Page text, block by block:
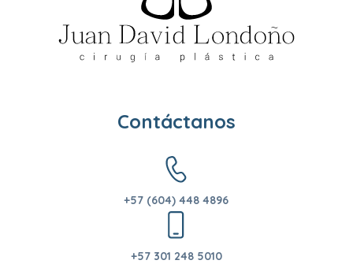
Contáctanos
+57 (604) 448 4896
+57 301 248 5010